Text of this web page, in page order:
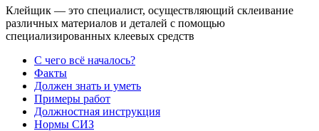
Клейщик — это специалист, осуществляющий склеивание
различных материалов и деталей с помощью
специализированных клеевых средств
С чего всё началось?
Факты
Должен знать и уметь
Примеры работ
Должностная инструкция
Нормы СИЗ